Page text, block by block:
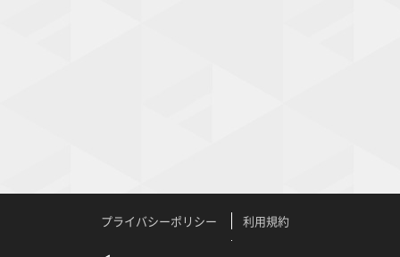
プライバシーポリシー
利用規約